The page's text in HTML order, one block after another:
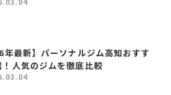
年最新】パーソナルジム高知おすす
人気のジムを徹底比較